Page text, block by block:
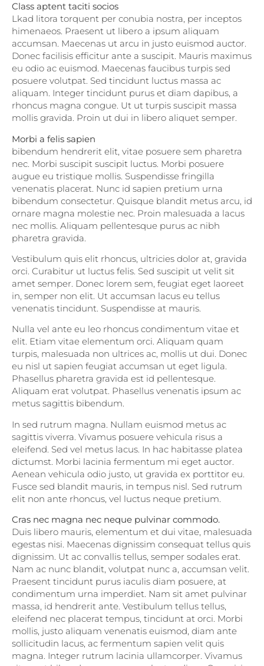
Class aptent taciti socios
Lkad litora torquent per conubia nostra, per inceptos
himenaeos. Praesent ut libero a ipsum aliquam
accumsan. Maecenas ut arcu in justo euismod auctor.
Donec facilisis efficitur ante a suscipit. Mauris maximus
eu odio ac euismod. Maecenas faucibus turpis sed
posuere volutpat. Sed tincidunt luctus massa ac
aliquam. Integer tincidunt purus et diam dapibus, a
rhoncus magna congue. Ut ut turpis suscipit massa
mollis gravida. Proin ut dui in libero aliquet semper.
Morbi a felis sapien
bibendum hendrerit elit, vitae posuere sem pharetra
nec. Morbi suscipit suscipit luctus. Morbi posuere
augue eu tristique mollis. Suspendisse fringilla
venenatis placerat. Nunc id sapien pretium urna
bibendum consectetur. Quisque blandit metus arcu, id
ornare magna molestie nec. Proin malesuada a lacus
nec mollis. Aliquam pellentesque purus ac nibh
pharetra gravida.
Vestibulum quis elit rhoncus, ultricies dolor at, gravida
orci. Curabitur ut luctus felis. Sed suscipit ut velit sit
amet semper. Donec lorem sem, feugiat eget laoreet
in, semper non elit. Ut accumsan lacus eu tellus
venenatis tincidunt. Suspendisse at mauris.
Nulla vel ante eu leo rhoncus condimentum vitae et
elit. Etiam vitae elementum orci. Aliquam quam
turpis, malesuada non ultrices ac, mollis ut dui. Donec
eu nisl ut sapien feugiat accumsan ut eget ligula.
Phasellus pharetra gravida est id pellentesque.
Aliquam erat volutpat. Phasellus venenatis ipsum ac
metus sagittis bibendum.
In sed rutrum magna. Nullam euismod metus ac
sagittis viverra. Vivamus posuere vehicula risus a
eleifend. Sed vel metus lacus. In hac habitasse platea
dictumst. Morbi lacinia fermentum mi eget auctor.
Aenean vehicula odio justo, ut gravida ex porttitor eu.
Fusce sed blandit mauris, in tempus nisl. Sed rutrum
elit non ante rhoncus, vel luctus neque pretium.
Cras nec magna nec neque pulvinar commodo.
Duis libero mauris, elementum et dui vitae, malesuada
egestas nisi. Maecenas dignissim consequat tellus quis
dignissim. Ut ac convallis tellus, semper sodales erat.
Nam ac nunc blandit, volutpat nunc a, accumsan velit.
Praesent tincidunt purus iaculis diam posuere, at
condimentum urna imperdiet. Nam sit amet pulvinar
massa, id hendrerit ante. Vestibulum tellus tellus,
eleifend nec placerat tempus, tincidunt at orci. Morbi
mollis, justo aliquam venenatis euismod, diam ante
sollicitudin lacus, ac fermentum sapien velit quis
magna. Integer rutrum lacinia ullamcorper. Vivamus